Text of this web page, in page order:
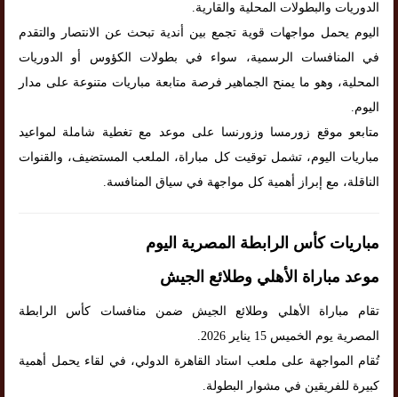
الدوريات والبطولات المحلية والقارية.
اليوم يحمل مواجهات قوية تجمع بين أندية تبحث عن الانتصار والتقدم
في المنافسات الرسمية، سواء في بطولات الكؤوس أو الدوريات
المحلية، وهو ما يمنح الجماهير فرصة متابعة مباريات متنوعة على مدار
اليوم.
متابعو موقع زورمسا وزورنسا على موعد مع تغطية شاملة لمواعيد
مباريات اليوم، تشمل توقيت كل مباراة، الملعب المستضيف، والقنوات
الناقلة، مع إبراز أهمية كل مواجهة في سياق المنافسة.
مباريات كأس الرابطة المصرية اليوم
موعد مباراة الأهلي وطلائع الجيش
تقام مباراة الأهلي وطلائع الجيش ضمن منافسات كأس الرابطة
المصرية يوم الخميس 15 يناير 2026.
تُقام المواجهة على ملعب استاد القاهرة الدولي، في لقاء يحمل أهمية
كبيرة للفريقين في مشوار البطولة.